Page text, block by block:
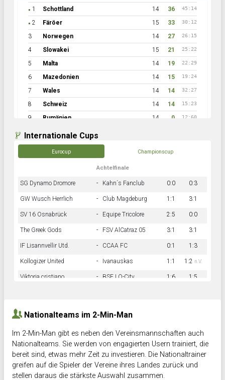
● 1 Schottland 14 36 45:14
● 2 Färöer 15 33 30:12
3 Norwegen 14 27 26:15
4 Slowakei 15 21 25:22
5 Malta 14 19 22:29
6 Mazedonien 14 15 19:24
7 Wales 14 14 32:27
8 Schweiz 14 14 15:23
9 Rumänien 14 0 12:60
Internationale Cups
Eurocup Championscup
Achtelfinale
SG Dynamo Dromore - Kahn´s Fanclub 0:0 0:3
GW Wusch Herrlich - Club Magdeburg 1:1 3:1
SV 16 Osnabrück - Equipe Tricolore 2:5 0:0
The Greek Gods - FSV AlCatraz 05 3:1 3:1
IF Lisannvellir Utd. - CCAA FC 0:1 1:3
Kollogizer United - Ivanauskas 1:1 1:2 n.V.
Viktoria cristiano - BSF LO-City 1:6 1:5
Nationalteams im 2-Min-Man
Im 2-Min-Man gibt es neben den Vereinsmannschaften auch
Nationalteams. Sie werden von engagierten Usern trainiert, die
bereit sind, etwas mehr Zeit zu investieren. Die Nationaltrainer
greifen auf die Spieler der Vereine ihres Landes zurück und
stellen daraus die stärkste Auswahl zusammen.